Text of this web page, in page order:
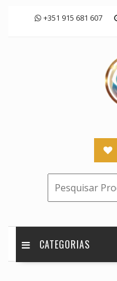
+351 915 681 607
CATEGORIAS